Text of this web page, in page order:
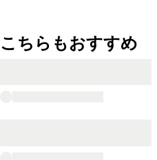
こちらもおすすめ